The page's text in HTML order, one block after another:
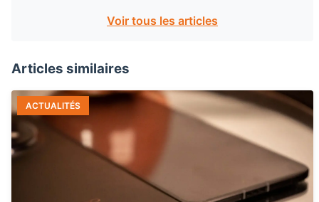
Voir tous les articles
Articles similaires
ACTUALITÉS